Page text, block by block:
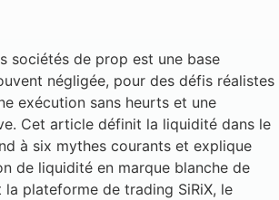
sociétés de prop est une base
négligée, pour des défis réalistes
exécution sans heurts et une
Cet article définit la liquidité dans le
à six mythes courants et explique
de liquidité en marque blanche de
la plateforme de trading SiRiX, le